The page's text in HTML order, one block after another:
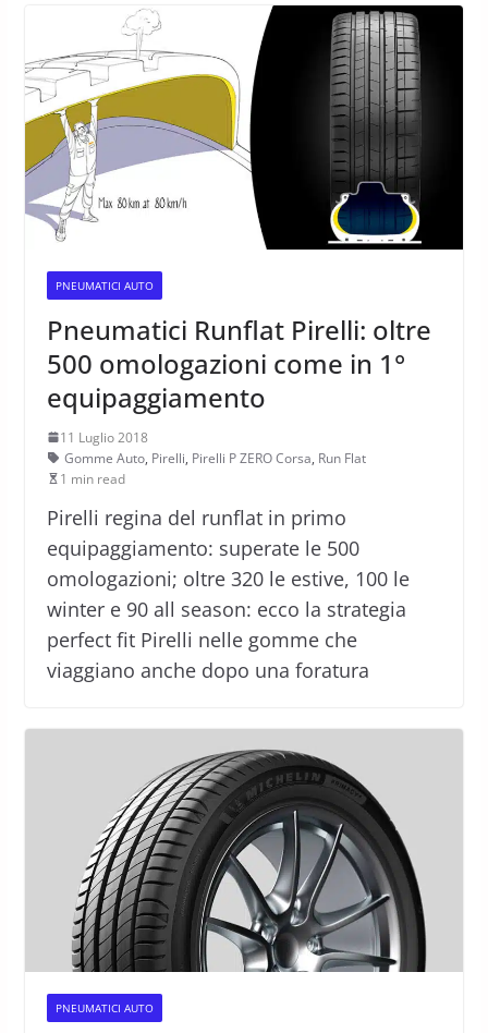
PNEUMATICI AUTO
Pneumatici Runflat Pirelli: oltre
500 omologazioni come in 1°
equipaggiamento
11 Luglio 2018
Gomme Auto, Pirelli, Pirelli P ZERO Corsa, Run Flat
1 min read
Pirelli regina del runflat in primo
equipaggiamento: superate le 500
omologazioni; oltre 320 le estive, 100 le
winter e 90 all season: ecco la strategia
perfect fit Pirelli nelle gomme che
viaggiano anche dopo una foratura
PNEUMATICI AUTO